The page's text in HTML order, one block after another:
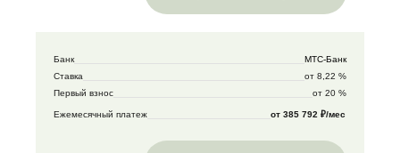
Банк
МТС-Банк
Ставка
от 8,22 %
Первый взнос
от 20 %
Ежемесячный платеж от 385 792 ₽/мес